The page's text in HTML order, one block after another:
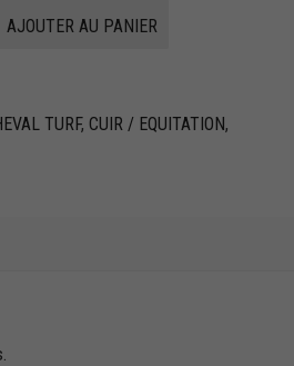
AJOUTER AU PANIER
TURF, CUIR / EQUITATION,